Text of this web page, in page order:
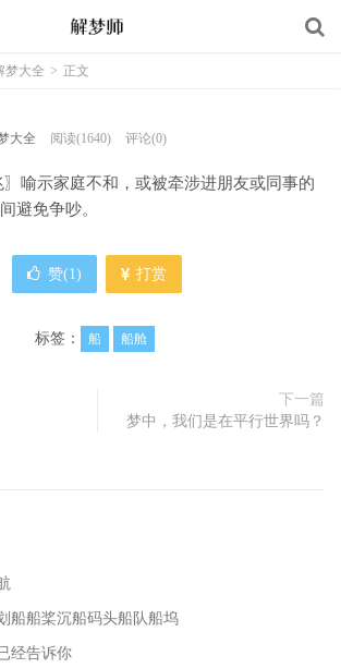
梦大全 > 正文
大全 阅读(1640) 评论(0)
喻示家庭不和，或被牵涉进朋友或同事的
避免争吵。
赞(1) 打赏
标签： 船 船舱
下一篇
梦中，我们是在平行世界吗？
船船桨沉船码头船队船坞
经告诉你